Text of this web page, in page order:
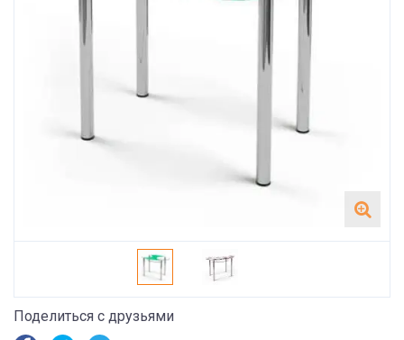
Поделиться с друзьями